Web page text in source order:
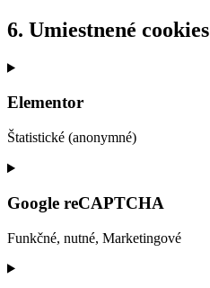
6. Umiestnené cookies
Elementor
Štatistické (anonymné)
Consent
service
elementor
Google reCAPTCHA
Funkčné, nutné, Marketingové
Consent